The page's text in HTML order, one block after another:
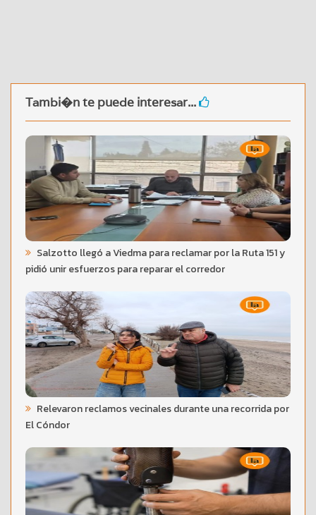
Tambi�n te puede interesar...
Salzotto llegó a Viedma para reclamar por la Ruta 151 y
pidió unir esfuerzos para reparar el corredor
Relevaron reclamos vecinales durante una recorrida por
El Cóndor